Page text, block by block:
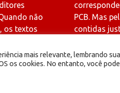
não
os textos
PCB. Mas
contidas
mais relevante, lembrando
os cookies. No entanto, você